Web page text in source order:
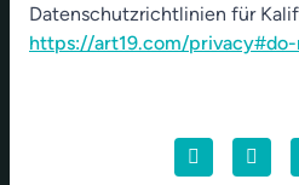
Datenschutzrichtlinien für
https://art19.com/